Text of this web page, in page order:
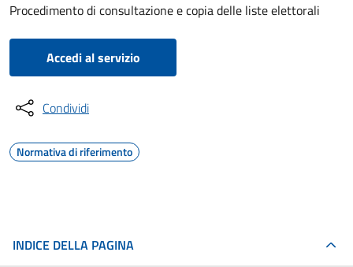
Procedimento di consultazione e copia delle liste elettorali
Accedi al servizio
Condividi
Normativa di riferimento
INDICE DELLA PAGINA